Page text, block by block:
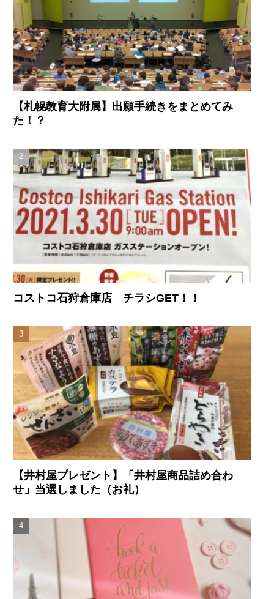
【札幌教育大附属】出願手続きをまとめてみ
た！？
コストコ石狩倉庫店 チラシGET！！
【井村屋プレゼント】「井村屋商品詰め合わ
せ」当選しました（お礼）